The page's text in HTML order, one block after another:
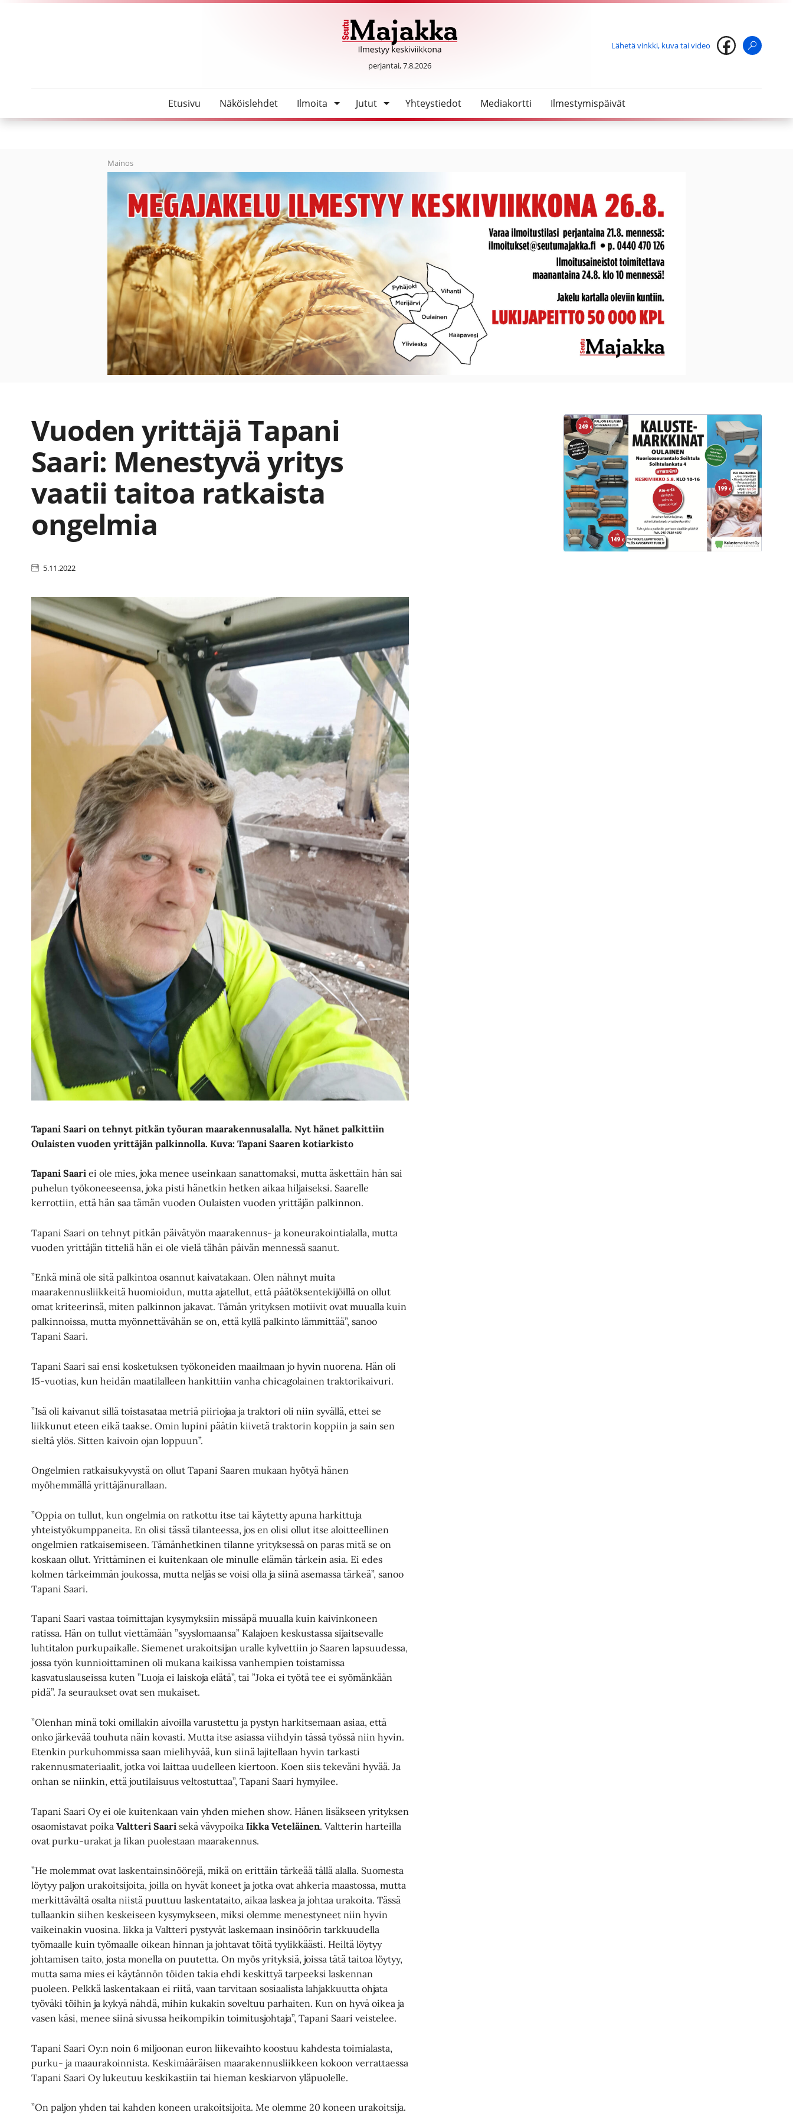
SeutuMajakka
perjantai, 7.8.2026
Lähetä vinkki, kuva tai video
Etusivu Näköislehdet Ilmoita Jutut Yhteystiedot Mediakortti Ilmestymispäivät
Mainos
Vuoden yrittäjä Tapani
Saari: Menestyvä yritys
vaatii taitoa ratkaista
ongelmia
5.11.2022
Tapani Saari on tehnyt pitkän työuran maarakennusalalla. Nyt hänet palkittiin
Oulaisten vuoden yrittäjän palkinnolla. Kuva: Tapani Saaren kotiarkisto
Tapani Saari ei ole mies, joka menee useinkaan sanattomaksi, mutta äskettäin hän sai
puhelun työkoneeseensa, joka pisti hänetkin hetken aikaa hiljaiseksi. Saarelle
kerrottiin, että hän saa tämän vuoden Oulaisten vuoden yrittäjän palkinnon.
Tapani Saari on tehnyt pitkän päivätyön maarakennus- ja koneurakointialalla, mutta
vuoden yrittäjän titteliä hän ei ole vielä tähän päivän mennessä saanut.
”Enkä minä ole sitä palkintoa osannut kaivatakaan. Olen nähnyt muita
maarakennusliikkeitä huomioidun, mutta ajatellut, että päätöksentekijöillä on ollut
omat kriteerinsä, miten palkinnon jakavat. Tämän yrityksen motiivit ovat muualla kuin
palkinnoissa, mutta myönnettävähän se on, että kyllä palkinto lämmittää”, sanoo
Tapani Saari.
Tapani Saari sai ensi kosketuksen työkoneiden maailmaan jo hyvin nuorena. Hän oli
15-vuotias, kun heidän maatilalleen hankittiin vanha chicagolainen traktorikaivuri.
”Isä oli kaivanut sillä toistasataa metriä piiriojaa ja traktori oli niin syvällä, ettei se
liikkunut eteen eikä taakse. Omin lupini päätin kiivetä traktorin koppiin ja sain sen
sieltä ylös. Sitten kaivoin ojan loppuun”.
Ongelmien ratkaisukyvystä on ollut Tapani Saaren mukaan hyötyä hänen
myöhemmällä yrittäjänurallaan.
”Oppia on tullut, kun ongelmia on ratkottu itse tai käytetty apuna harkittuja
yhteistyökumppaneita. En olisi tässä tilanteessa, jos en olisi ollut itse aloitteellinen
ongelmien ratkaisemiseen. Tämänhetkinen tilanne yrityksessä on paras mitä se on
koskaan ollut. Yrittäminen ei kuitenkaan ole minulle elämän tärkein asia. Ei edes
kolmen tärkeimmän joukossa, mutta neljäs se voisi olla ja siinä asemassa tärkeä”, sanoo
Tapani Saari.
Tapani Saari vastaa toimittajan kysymyksiin missäpä muualla kuin kaivinkoneen
ratissa. Hän on tullut viettämään ”syyslomaansa” Kalajoen keskustassa sijaitsevalle
luhtitalon purkupaikalle. Siemenet urakoitsijan uralle kylvettiin jo Saaren lapsuudessa,
jossa työn kunnioittaminen oli mukana kaikissa vanhempien toistamissa
kasvatuslauseissa kuten ”Luoja ei laiskoja elätä”, tai ”Joka ei työtä tee ei syömänkään
pidä”. Ja seuraukset ovat sen mukaiset.
”Olenhan minä toki omillakin aivoilla varustettu ja pystyn harkitsemaan asiaa, että
onko järkevää touhuta näin kovasti. Mutta itse asiassa viihdyin tässä työssä niin hyvin.
Etenkin purkuhommissa saan mielihyvää, kun siinä lajitellaan hyvin tarkasti
rakennusmateriaalit, jotka voi laittaa uudelleen kiertoon. Koen siis tekeväni hyvää. Ja
onhan se niinkin, että joutilaisuus veltostuttaa”, Tapani Saari hymyilee.
Tapani Saari Oy ei ole kuitenkaan vain yhden miehen show. Hänen lisäkseen yrityksen
osaomistavat poikaValtteri Saari sekä vävypoikaIikka Veteläinen. Valtterin harteilla
ovat purku-urakat ja Iikan puolestaan maarakennus.
”He molemmat ovat laskentainsinöörejä, mikä on erittäin tärkeää tällä alalla. Suomesta
löytyy paljon urakoitsijoita, joilla on hyvät koneet ja jotka ovat ahkeria maastossa, mutta
merkittävältä osalta niistä puuttuu laskentataito, aikaa laskea ja johtaa urakoita. Tässä
tullaankin siihen keskeiseen kysymykseen, miksi olemme menestyneet niin hyvin
vaikeinakin vuosina. Iikka ja Valtteri pystyvät laskemaan insinöörin tarkkuudella
työmaalle kuin työmaalle oikean hinnan ja johtavat töitä tyylikkäästi. Heiltä löytyy
johtamisen taito, josta monella on puutetta. On myös yrityksiä, joissa tätä taitoa löytyy,
mutta sama mies ei käytännön töiden takia ehdi keskittyä tarpeeksi laskennan
puoleen. Pelkkä laskentakaan ei riitä, vaan tarvitaan sosiaalista lahjakkuutta ohjata
työväki töihin ja kykyä nähdä, mihin kukakin soveltuu parhaiten. Kun on hyvä oikea ja
vasen käsi, menee siinä sivussa heikompikin toimitusjohtaja”, Tapani Saari veistelee.
Tapani Saari Oy:n noin 6 miljoonan euron liikevaihto koostuu kahdesta toimialasta,
purku- ja maaurakoinnista. Keskimääräisen maarakennusliikkeen kokoon verrattaessa
Tapani Saari Oy lukeutuu keskikastiin tai hieman keskiarvon yläpuolelle.
”On paljon yhden tai kahden koneen urakoitsijoita. Me olemme 20 koneen urakoitsija.